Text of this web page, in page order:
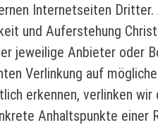
Internetseiten
und Auferstehung
jeweilige Anbieter oder
Verlinkung auf
erkennen, verlinken
Anhaltspunkte einer